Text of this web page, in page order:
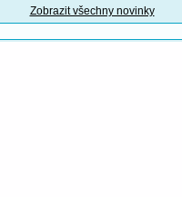
Zobrazit všechny novinky